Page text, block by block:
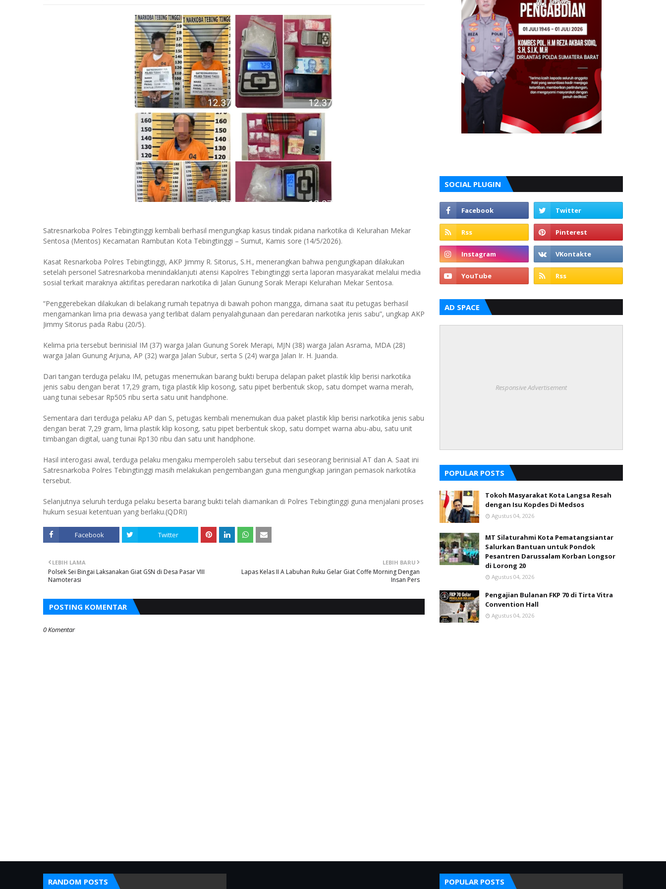
Satresnarkoba Polres Tebingtinggi kembali berhasil mengungkap kasus tindak pidana narkotika di Kelurahan Mekar
Sentosa (Mentos) Kecamatan Rambutan Kota Tebingtinggi – Sumut, Kamis sore (14/5/2026).
Kasat Resnarkoba Polres Tebingtinggi, AKP Jimmy R. Sitorus, S.H., menerangkan bahwa pengungkapan dilakukan
setelah personel Satresnarkoba menindaklanjuti atensi Kapolres Tebingtinggi serta laporan masyarakat melalui media
sosial terkait maraknya aktifitas peredaran narkotika di Jalan Gunung Sorak Merapi Kelurahan Mekar Sentosa.
“Penggerebekan dilakukan di belakang rumah tepatnya di bawah pohon mangga, dimana saat itu petugas berhasil
mengamankan lima pria dewasa yang terlibat dalam penyalahgunaan dan peredaran narkotika jenis sabu”, ungkap AKP
Jimmy Sitorus pada Rabu (20/5).
Kelima pria tersebut berinisial IM (37) warga Jalan Gunung Sorek Merapi, MJN (38) warga Jalan Asrama, MDA (28)
warga Jalan Gunung Arjuna, AP (32) warga Jalan Subur, serta S (24) warga Jalan Ir. H. Juanda.
Dari tangan terduga pelaku IM, petugas menemukan barang bukti berupa delapan paket plastik klip berisi narkotika
jenis sabu dengan berat 17,29 gram, tiga plastik klip kosong, satu pipet berbentuk skop, satu dompet warna merah,
uang tunai sebesar Rp505 ribu serta satu unit handphone.
Sementara dari terduga pelaku AP dan S, petugas kembali menemukan dua paket plastik klip berisi narkotika jenis sabu
dengan berat 7,29 gram, lima plastik klip kosong, satu pipet berbentuk skop, satu dompet warna abu-abu, satu unit
timbangan digital, uang tunai Rp130 ribu dan satu unit handphone.
Hasil interogasi awal, terduga pelaku mengaku memperoleh sabu tersebut dari seseorang berinisial AT dan A. Saat ini
Satresnarkoba Polres Tebingtinggi masih melakukan pengembangan guna mengungkap jaringan pemasok narkotika
tersebut.
Selanjutnya seluruh terduga pelaku beserta barang bukti telah diamankan di Polres Tebingtinggi guna menjalani proses
hukum sesuai ketentuan yang berlaku.(QDRI)
Facebook Twitter
LEBIH BARU
Lapas Kelas II A Labuhan Ruku Gelar Giat Coffe Morning Dengan
Insan Pers
LEBIH LAMA
Polsek Sei Bingai Laksanakan Giat GSN di Desa Pasar VIII
Namoterasi
POSTING KOMENTAR
0 Komentar
SOCIAL PLUGIN
AD SPACE
Responsive Advertisement
POPULAR POSTS
Tokoh Masyarakat Kota Langsa Resah
dengan Isu Kopdes Di Medsos
Agustus 04, 2026
MT Silaturahmi Kota Pematangsiantar
Salurkan Bantuan untuk Pondok
Pesantren Darussalam Korban Longsor
di Lorong 20
Agustus 04, 2026
Pengajian Bulanan FKP 70 di Tirta Vitra
Convention Hall
Agustus 04, 2026
RANDOM POSTS POPULAR POSTS